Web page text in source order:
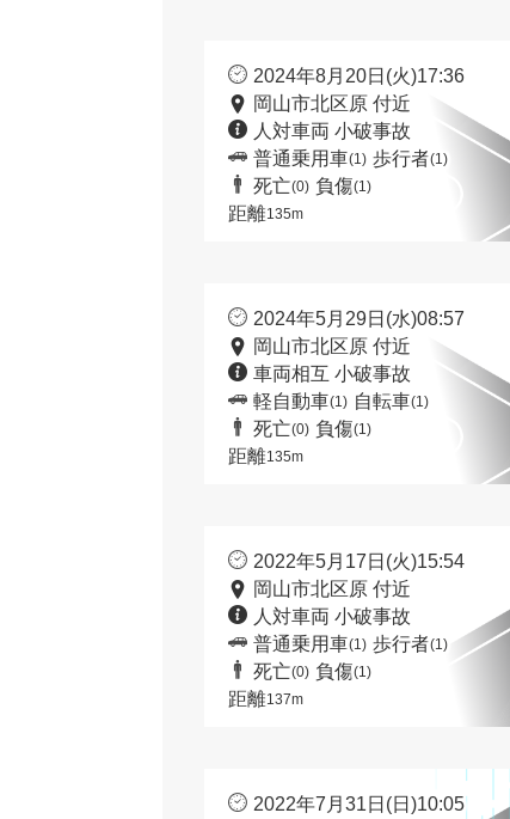
2024年8月20日(火)17:36
岡山市北区原 付近
人対車両 小破事故
普通乗用車(1) 歩行者(1)
死亡(0) 負傷(1)
距離135m
2024年5月29日(水)08:57
岡山市北区原 付近
車両相互 小破事故
軽自動車(1) 自転車(1)
死亡(0) 負傷(1)
距離135m
2022年5月17日(火)15:54
岡山市北区原 付近
人対車両 小破事故
普通乗用車(1) 歩行者(1)
死亡(0) 負傷(1)
距離137m
2022年7月31日(日)10:05